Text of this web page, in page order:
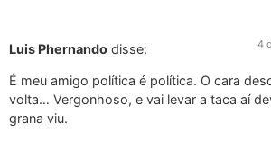
Luis Phernando disse: 4
É meu amigo política é política. O cara
volta… Vergonhoso, e vai levar a taca aí
grana viu.